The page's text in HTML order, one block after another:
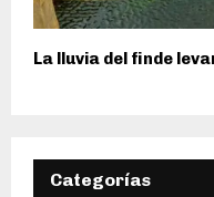
La lluvia del finde
Categorías